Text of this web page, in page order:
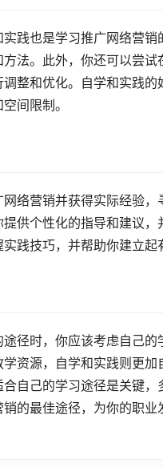
践也是学习推广网络营
法。此外，你还可以尝
整和优化。自学和实践
间限制。
络营销并获得实际经验
供个性化的指导和建议
践技巧，并帮助你建立起
径时，你应该考虑自己
资源，自学和实践则更
自己的学习途径是关键
的最佳途径，为你的职业